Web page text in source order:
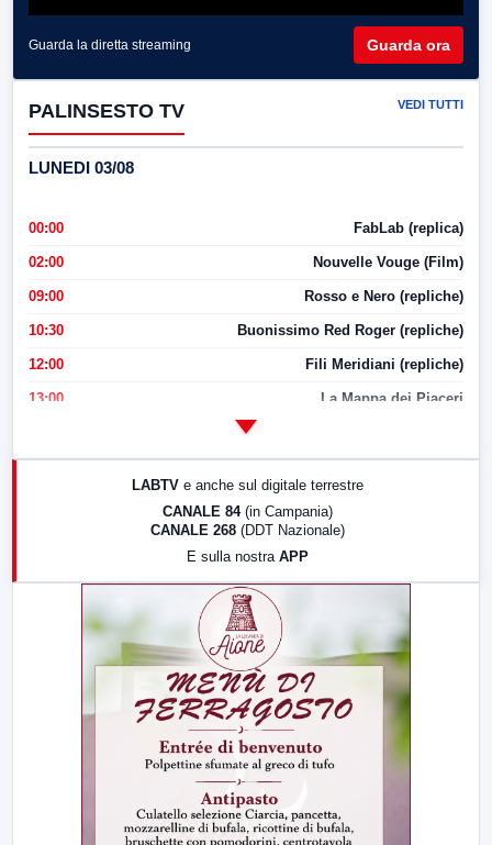
Guarda la diretta streaming Guarda ora
PALINSESTO TV VEDI TUTTI
LUNEDI 03/08
00:00 FabLab (replica)
02:00 Nouvelle Vouge (Film)
09:00 Rosso e Nero (repliche)
10:30 Buonissimo Red Roger (repliche)
12:00 Fili Meridiani (repliche)
13:00 La Mappa dei Piaceri
LABTV e anche sul digitale terrestre
CANALE 84 (in Campania)
CANALE 268 (DDT Nazionale)
E sulla nostra APP